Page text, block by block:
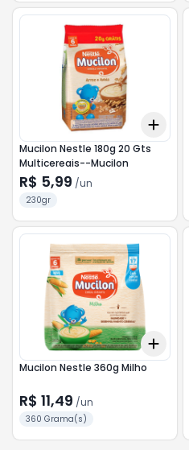
Add
Mucilon Nestle 180g 20 Gts
Multicereais--Mucilon
R$ 5,99 /un
230gr
Add
Mucilon Nestle 360g Milho
R$ 11,49 /un
360 Grama(s)